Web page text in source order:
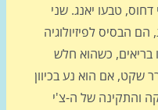
יאנג. שני
לפיזיולוגיה
כשהוא חלש
הוא נע בכיוון
של ה-צ'י